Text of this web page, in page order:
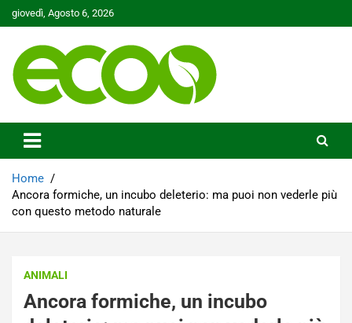
Skip
to
giovedì, Agosto 6, 2026
Ecoo.it
Home
Ancora formiche, un incubo deleterio: ma puoi non vederle più
con questo metodo naturale
ANIMALI
Ancora formiche, un incubo